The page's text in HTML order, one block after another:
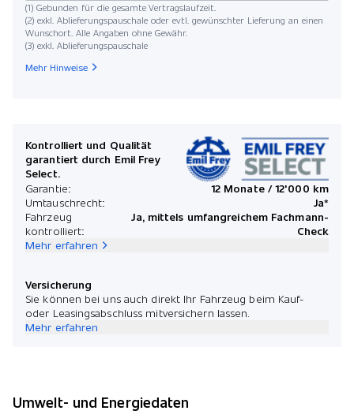
(1) Gebunden für die gesamte Vertragslaufzeit.
(2) exkl. Ablieferungspauschale oder evtl. gewünschter Lieferung an einen
Wunschort. Alle Angaben ohne Gewähr.
(3) exkl. Ablieferungspauschale
Mehr Hinweise
Kontrolliert und Qualität
garantiert durch Emil Frey
Select.
Garantie:
12 Monate / 12'000 km
Umtauschrecht:
Ja*
Fahrzeug
kontrolliert:
Ja, mittels umfangreichem Fachmann-
Check
Mehr erfahren
Versicherung
Sie können bei uns auch direkt Ihr Fahrzeug beim Kauf-
oder Leasingsabschluss mitversichern lassen.
Mehr erfahren
Umwelt- und Energiedaten